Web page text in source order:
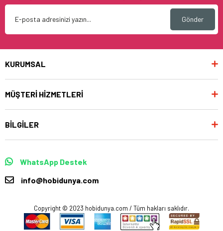
Gönder
KURUMSAL
MÜŞTERİ HİZMETLERİ
BİLGİLER
WhatsApp Destek
info@hobidunya.com
Copyright © 2023 hobidunya.com / Tüm hakları saklıdır.